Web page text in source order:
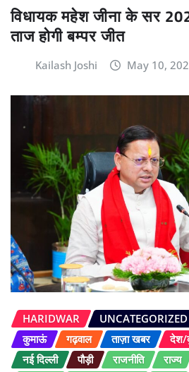
विधायक महेश जीना के सर
ताज होगी बम्पर जीत
Kailash Joshi May 10,
HARIDWAR UNCATEGORIZED
कुमाऊं
गढ़वाल ताज़ा खबर देश/
नई दिल्ली
पौड़ी राजनीति राज्य